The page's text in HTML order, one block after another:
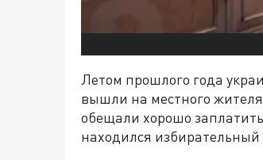
Летом прошлого года
вышли на местного
обещали хорошо
находился избирательный